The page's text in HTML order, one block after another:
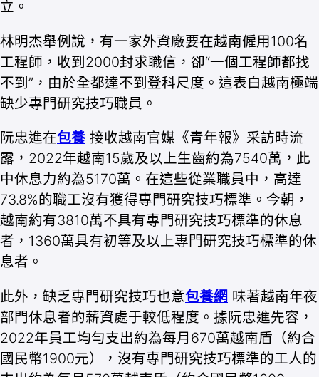
立。
林明杰舉例說，有一家外資廠要在越南僱用100名
工程師，收到2000封求職信，卻“一個工程師都找
不到”，由於全都達不到登科尺度。這表白越南極端
缺少專門研究技巧職員。
阮忠進在包養 接收越南官媒《青年報》采訪時流
露，2022年越南15歲及以上生齒約為7540萬，此
中休息力約為5170萬。在這些從業職員中，高達
73.8%的職工沒有獲得專門研究技巧標準。今朝，
越南約有3810萬不具有專門研究技巧標準的休息
者，1360萬具有初等及以上專門研究技巧標準的休
息者。
此外，缺乏專門研究技巧也意包養網 味著越南年夜
部門休息者的薪資處于較低程度。據阮忠進先容，
2022年員工均勻支出約為每月670萬越南盾（約合
國民幣1900元），沒有專門研究技巧標準的工人的